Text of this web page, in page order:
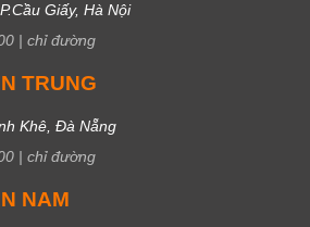
Giấy, Hà Nội
| chỉ đường
TRUNG
Khê, Đà Nẵng
| chỉ đường
NAM